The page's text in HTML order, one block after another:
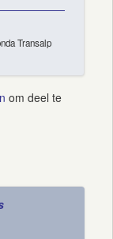
Transalp
om deel te